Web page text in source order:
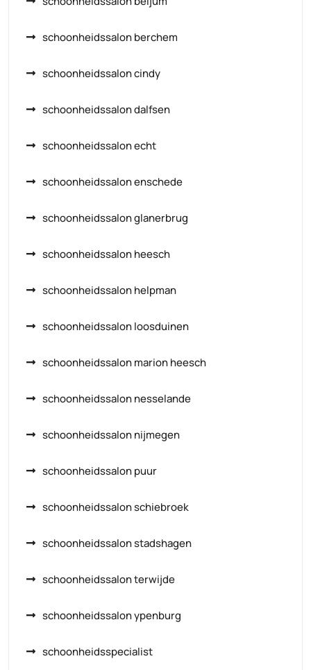
schoonheidssalon berchem
schoonheidssalon cindy
schoonheidssalon dalfsen
schoonheidssalon echt
schoonheidssalon enschede
schoonheidssalon glanerbrug
schoonheidssalon heesch
schoonheidssalon helpman
schoonheidssalon loosduinen
schoonheidssalon marion heesch
schoonheidssalon nesselande
schoonheidssalon nijmegen
schoonheidssalon puur
schoonheidssalon schiebroek
schoonheidssalon stadshagen
schoonheidssalon terwijde
schoonheidssalon ypenburg
schoonheidsspecialist